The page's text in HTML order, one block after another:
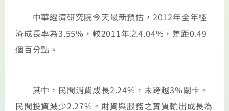
中華經濟研究院今天最新預估，2012年全年經
濟成長率為3.55%，較2011年之4.04%，差距0.49
個百分點。
其中，民間消費成長2.24%，未跨越3%關卡。
民間投資減少2.27%。財貨與服務之實質輸出成長為